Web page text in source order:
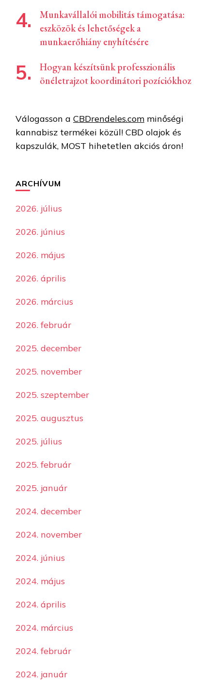
Munkavállalói mobilitás támogatása:
eszközök és lehetőségek a
munkaerőhiány enyhítésére
Hogyan készítsünk professzionális
önéletrajzot koordinátori pozíciókhoz
Válogasson a CBDrendeles.com minőségi
kannabisz termékei közül! CBD olajok és
kapszulák, MOST hihetetlen akciós áron!
ARCHÍVUM
2026. július
2026. június
2026. május
2026. április
2026. március
2026. február
2025. december
2025. november
2025. szeptember
2025. augusztus
2025. július
2025. február
2025. január
2024. december
2024. november
2024. június
2024. május
2024. április
2024. március
2024. február
2024. január